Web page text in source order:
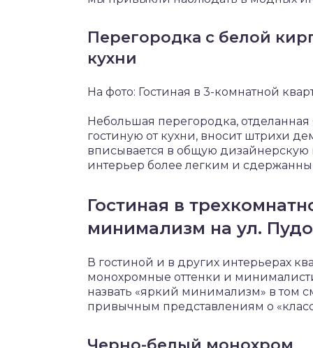
Перегородка с белой
кухни
На фото: Гостиная в 3-комнатной
Небольшая перегородка,
гостиную от кухни, вносит штрихи
вписывается в общую
интерьер более легким и
Гостиная в
минимализм на ул.
В гостиной и в других интерьерах
монохромные оттенки и
назвать «яркий минимализм» в том
привычным представлениям о